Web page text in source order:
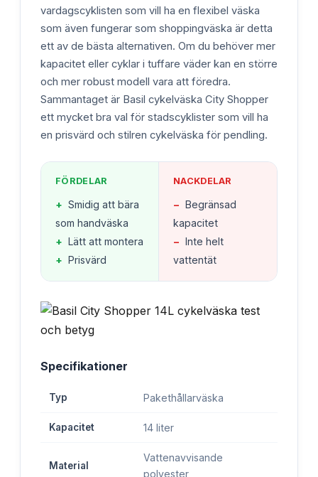
vardagscyklisten som vill ha en flexibel väska
som även fungerar som shoppingväska är detta
ett av de bästa alternativen. Om du behöver mer
kapacitet eller cyklar i tuffare väder kan en större
och mer robust modell vara att föredra.
Sammantaget är Basil cykelväska City Shopper
ett mycket bra val för stadscyklister som vill ha
en prisvärd och stilren cykelväska för pendling.
FÖRDELAR
+ Smidig att bära
som handväska
+ Lätt att montera
+ Prisvärd
NACKDELAR
− Begränsad
kapacitet
− Inte helt
vattentät
Specifikationer
Typ Pakethållarväska
Kapacitet 14 liter
Material
Vattenavvisande
polyester